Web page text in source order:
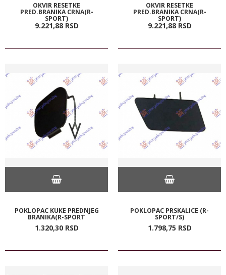
OKVIR RESETKE
PRED.BRANIKA CRNA(R-
SPORT)
9.221,88 RSD
OKVIR RESETKE
PRED.BRANIKA CRNA(R-
SPORT)
9.221,88 RSD
POKLOPAC KUKE PREDNJEG
BRANIKA(R-SPORT
1.320,30 RSD
POKLOPAC PRSKALICE (R-
SPORT/S)
1.798,75 RSD